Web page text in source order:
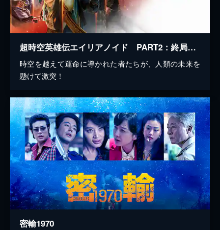
超時空英雄伝エイリアノイド PART2：終局決戦
時空を越えて運命に導かれた者たちが、人類の未来を
懸けて激突！
密輸1970